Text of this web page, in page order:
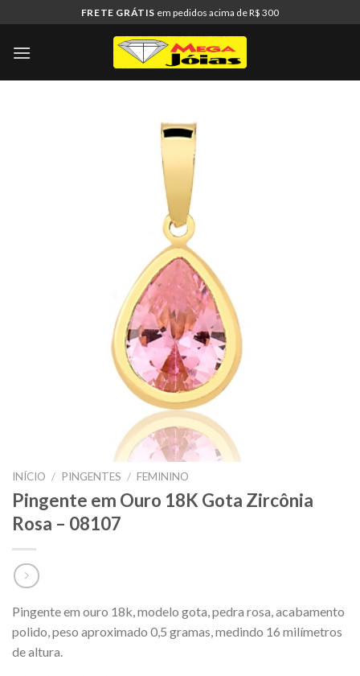
to
content
FRETE GRÁTIS em pedidos acima de R$ 300
INÍCIO / PINGENTES / FEMININO
Pingente em Ouro 18K Gota Zircônia
Rosa – 08107
Pingente em ouro 18k, modelo gota, pedra rosa, acabamento
polido, peso aproximado 0,5 gramas, medindo 16 milímetros
de altura.